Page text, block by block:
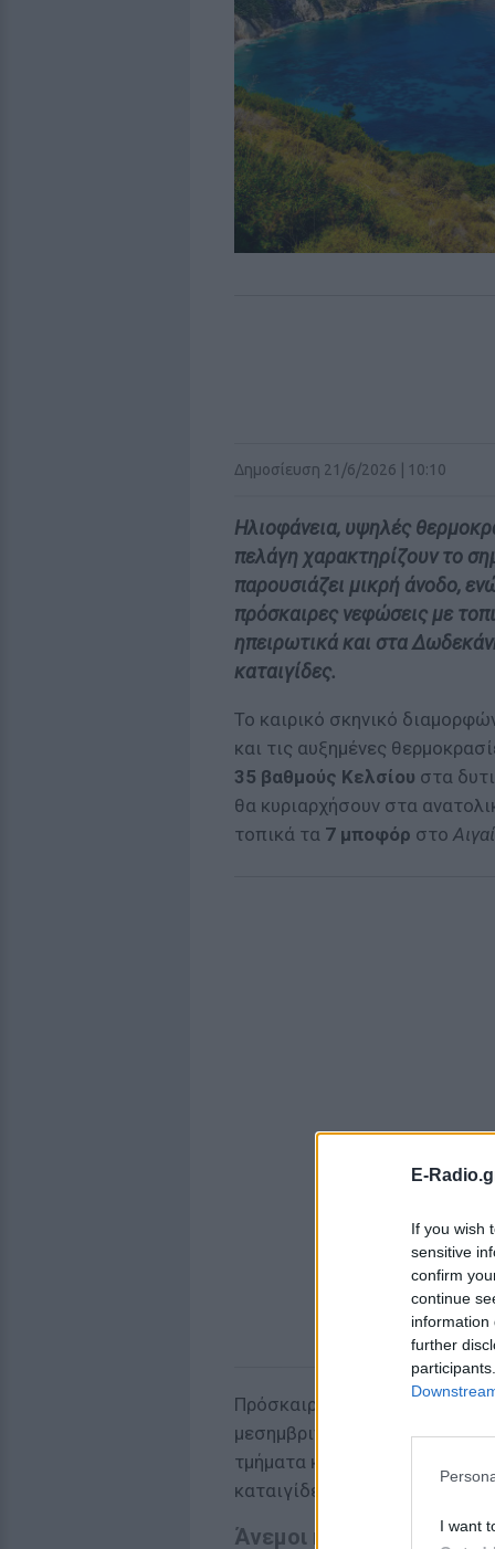
E-
If you wish
sensitive
confirm
continue
information
further
I want
Δημοσίευση 21/6/2026 | 10:10
Ηλιοφάνεια, υψηλές
πελάγη χαρακτηρίζουν το
παρουσιάζει μικρή άνοδο,
πρόσκαιρες νεφώσεις με
ηπειρωτικά και στα
καταιγίδες.
Το καιρικό σκηνικό
και τις αυξημένες
35 βαθμούς Κελσίου στα
θα κυριαρχήσουν στα
τοπικά τα 7 μποφόρ στο
Πρόσκαιρες νεφώσεις και
μεσημβρινές και
τμήματα και στα
καταιγίδες.
Άνεμοι και